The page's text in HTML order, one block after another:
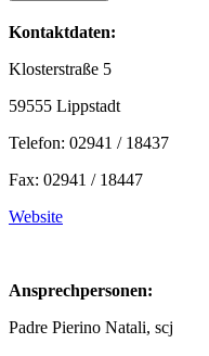
Kontaktdaten:
Klosterstraße 5
59555 Lippstadt
Telefon: 02941 / 18437
Fax: 02941 / 18447
Website
Ansprechpersonen:
Padre Pierino Natali, scj